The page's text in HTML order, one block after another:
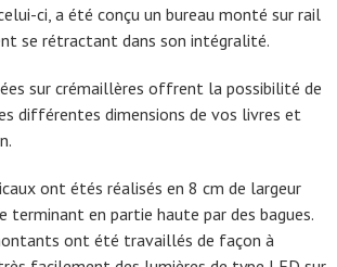
ci, a été conçu un bureau monté sur rail
se rétractant dans son intégralité.
sur crémaillères offrent la possibilité de
différentes dimensions de vos livres et
ont étés réalisés en 8 cm de largeur
terminant en partie haute par des bagues.
ont été travaillés de façon à